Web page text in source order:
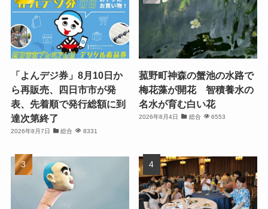
「よんデジ券」8月10日か
ら再販売、四日市市が発
表、先着順で発行総額に到
達次第終了
2026年8月7日 総合 8331
菰野町神森の蟹池の水路で
梅花藻が開花 智積養水の
名水が育む白い花
2026年8月4日 総合 6553